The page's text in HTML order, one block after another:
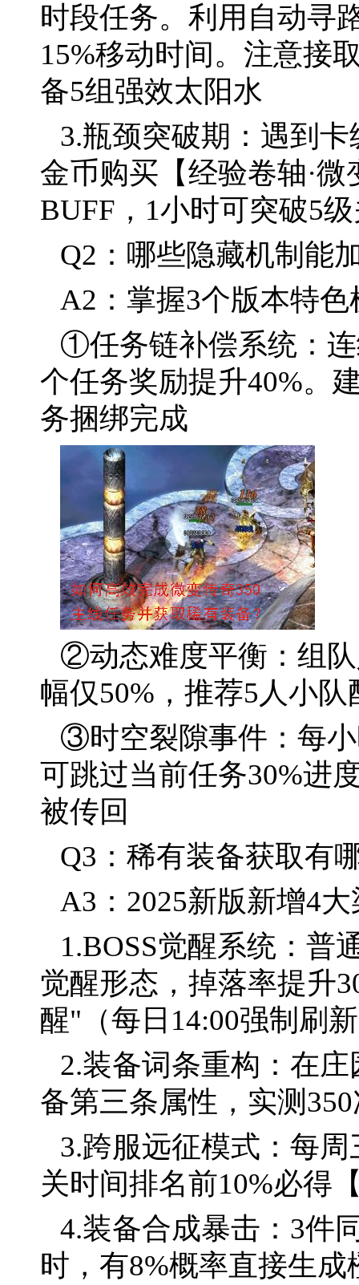
时段任务。利用自动寻
15%移动时间。注意接
备5组强效太阳水
3.瓶颈突破期：遇到
金币购买【经验卷轴·
BUFF，1小时可突破5
Q2：哪些隐藏机制能
A2：掌握3个版本特色
①任务链补偿系统：
个任务奖励提升40%。
务捆绑完成
②动态难度平衡：组队
幅仅50%，推荐5人小
③时空裂隙事件：每
可跳过当前任务30%进
被传回
Q3：稀有装备获取有
A3：2025新版新增4
1.BOSS觉醒系统：普
觉醒形态，掉落率提升
醒"（每日14:00强制刷
2.装备词条重构：在
备第三条属性，实测
3.跨服远征模式：每
关时间排名前10%必得
4.装备合成暴击：3件
时，有8%概率直接生